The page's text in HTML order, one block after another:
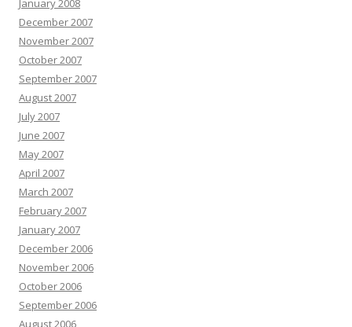
January 2008
December 2007
November 2007
October 2007
September 2007
August 2007
July 2007
June 2007
May 2007
April 2007
March 2007
February 2007
January 2007
December 2006
November 2006
October 2006
September 2006
August 2006